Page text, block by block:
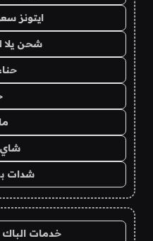
ايتونز
شحن يلا
شاي
شدات
خدمات